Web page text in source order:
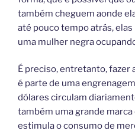
também cheguem aonde
até pouco tempo atrás,
uma mulher negra
É preciso, entretanto, fazer
é parte de uma
dólares circulam
também uma grande marca
estimula o consumo de